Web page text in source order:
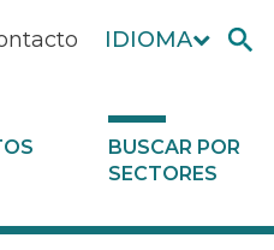
IDIOMA
BUSCAR POR
SECTORES